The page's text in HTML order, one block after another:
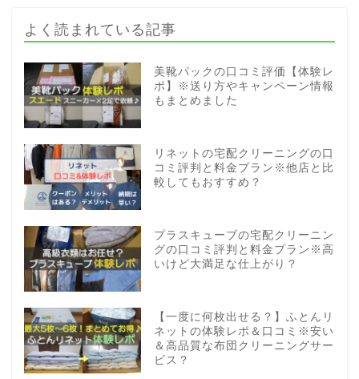
よく読まれている記事
美靴パックの口コミ評価【体験レ
ポ】※送り方やキャンペーン情報
もまとめました
リネットの宅配クリーニングの口
コミ評判と料金プラン※他店と比
較してもおすすめ？
プラスキューブの宅配クリーニン
グの口コミ評判と料金プラン※高
いけど大満足な仕上がり？
【一度に何枚出せる？】ふとんリ
ネットの体験レポ＆口コミ※安い
＆高品質な布団クリーニングサー
ビス？